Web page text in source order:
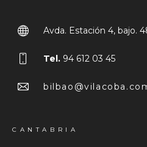
Avda. Estación 4, bajo.
Tel. 94 612 03 45
CANTABRIA